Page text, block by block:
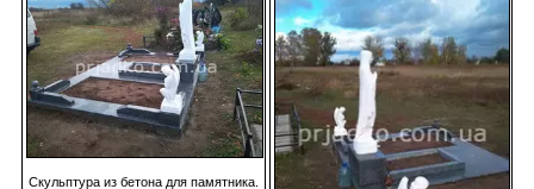
Скульптура из бетона для памятника.